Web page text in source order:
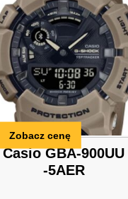
Casio GBA-900UU
-5AER
Zobacz cenę